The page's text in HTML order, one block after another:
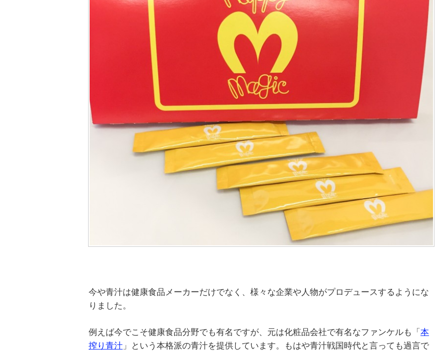
今や青汁は健康食品メーカーだけでなく、様々な企業や人物がプロデュースするようにな
りました。
例えば今でこそ健康食品分野でも有名ですが、元は化粧品会社で有名なファンケルも「 本
搾り青汁 」という本格派の青汁を提供しています。もはや青汁戦国時代と言っても過言で